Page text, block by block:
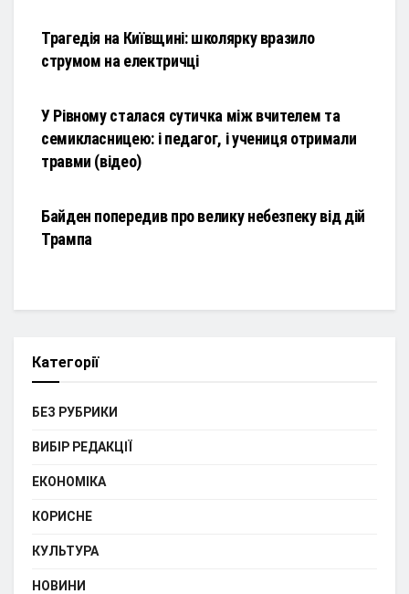
Трагедія на Київщині: школярку вразило
струмом на електричці
У Рівному сталася сутичка між вчителем та
семикласницею: і педагог, і учениця отримали
травми (відео)
Байден попередив про велику небезпеку від дій
Трампа
Категорії
БЕЗ РУБРИКИ
ВИБІР РЕДАКЦІЇ
ЕКОНОМІКА
КОРИСНЕ
КУЛЬТУРА
НОВИНИ